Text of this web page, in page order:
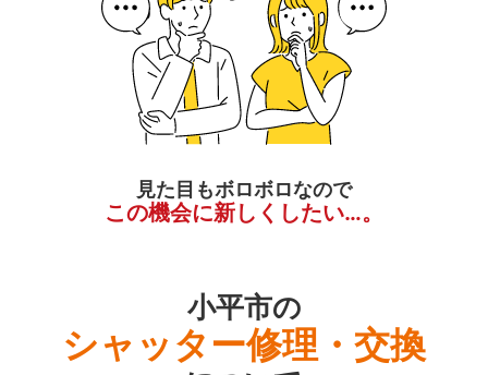
見た目もボロボロなので
この機会に新しくしたい…。
小平市の
シャッター修理・交換